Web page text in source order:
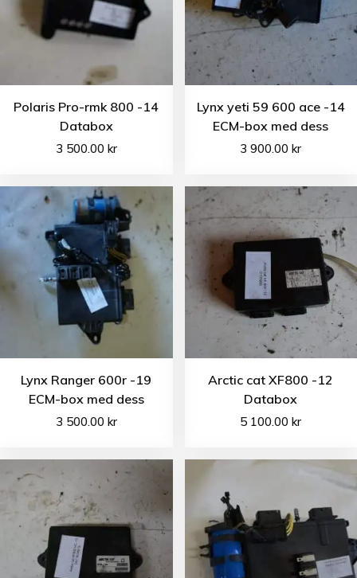
Polaris Pro-rmk 800 -14
Databox
3 500.00 kr
Lynx yeti 59 600 ace -14
ECM-box med dess
3 900.00kr
Lynx Ranger 600r -19
ECM-box med dess
3 500.00 kr
Arctic cat XF800 -12
Databox
5 100.00kr